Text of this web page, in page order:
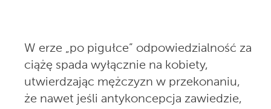
W erze „po pigułce” odpowiedzialność za
ciążę spada wyłącznie na kobiety,
utwierdzając mężczyzn w przekonaniu,
że nawet jeśli antykoncepcja zawiedzie,